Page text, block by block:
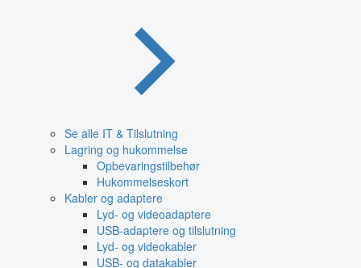
Se alle IT & Tilslutning
Lagring og hukommelse
Opbevaringstilbehør
Hukommelseskort
Kabler og adaptere
Lyd- og videoadaptere
USB-adaptere og tilslutning
Lyd- og videokabler
USB- og datakabler